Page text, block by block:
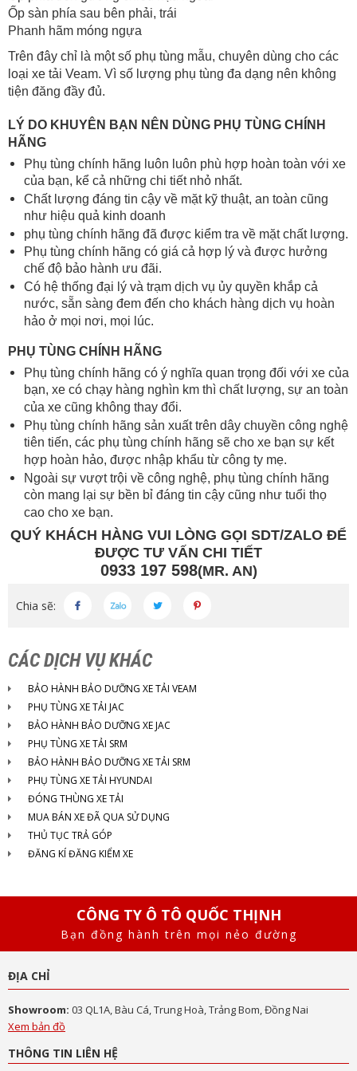
Ốp sàn phía sau bên phải, trái
Phanh hãm móng ngựa
Trên đây chỉ là một số phụ tùng mẫu, chuyên dùng cho các
loại xe tải Veam. Vì số lượng phụ tùng đa dạng nên không
tiện đăng đầy đủ.
LÝ DO KHUYÊN BẠN NÊN DÙNG PHỤ TÙNG CHÍNH
HÃNG
Phụ tùng chính hãng luôn luôn phù hợp hoàn toàn với xe
của bạn, kể cả những chi tiết nhỏ nhất.
Chất lượng đáng tin cậy về mặt kỹ thuật, an toàn cũng
như hiệu quả kinh doanh
phụ tùng chính hãng đã được kiểm tra về mặt chất lượng.
Phụ tùng chính hãng có giá cả hợp lý và được hưởng
chế độ bảo hành ưu đãi.
Có hệ thống đại lý và trạm dịch vụ ủy quyền khắp cả
nước, sẵn sàng đem đến cho khách hàng dịch vụ hoàn
hảo ở mọi nơi, mọi lúc.
PHỤ TÙNG CHÍNH HÃNG
Phụ tùng chính hãng có ý nghĩa quan trọng đối với xe của
bạn, xe có chạy hàng nghìn km thì chất lượng, sự an toàn
của xe cũng không thay đổi.
Phụ tùng chính hãng sản xuất trên dây chuyền công nghệ
tiên tiến, các phụ tùng chính hãng sẽ cho xe bạn sự kết
hợp hoàn hảo, được nhập khẩu từ công ty mẹ.
Ngoài sự vượt trội về công nghệ, phụ tùng chính hãng
còn mang lại sự bền bỉ đáng tin cậy cũng như tuổi thọ
cao cho xe bạn.
QUÝ KHÁCH HÀNG VUI LÒNG GỌI SDT/ZALO ĐỂ
ĐƯỢC TƯ VẤN CHI TIẾT
0933 197 598(MR. AN)
Chia sẽ:
CÁC DỊCH VỤ KHÁC
BẢO HÀNH BẢO DƯỠNG XE TẢI VEAM
PHỤ TÙNG XE TẢI JAC
BẢO HÀNH BẢO DƯỠNG XE JAC
PHỤ TÙNG XE TẢI SRM
BẢO HÀNH BẢO DƯỠNG XE TẢI SRM
PHỤ TÙNG XE TẢI HYUNDAI
ĐÓNG THÙNG XE TẢI
MUA BÁN XE ĐÃ QUA SỬ DỤNG
THỦ TỤC TRẢ GÓP
ĐĂNG KÍ ĐĂNG KIỂM XE
CÔNG TY Ô TÔ QUỐC THỊNH
Bạn đồng hành trên mọi nẻo đường
ĐỊA CHỈ
Showroom: 03 QL1A, Bàu Cá, Trung Hoà, Trảng Bom, Đồng Nai
Xem bản đồ
THÔNG TIN LIÊN HỆ